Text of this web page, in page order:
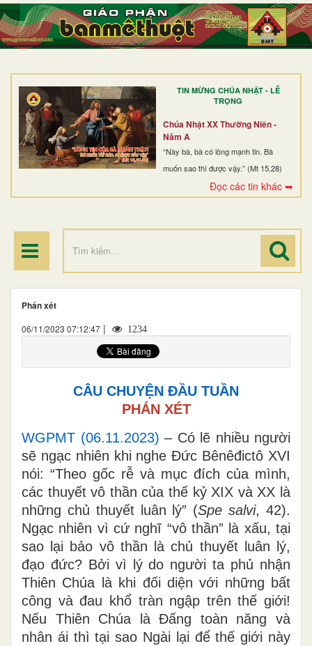
TIN MỪNG CHÚA NHẬT - LỄ
TRỌNG
Chúa Nhật XX Thường Niên -
Năm A
“Này bà, bà có lòng mạnh tin. Bà
muốn sao thì được vậy.” (Mt 15,28)
Đọc các tin khác ➥
TRANG NHẤT
GIỚI THIỆU
DÒNG TU
BAN MỤC VỤ
ĐOÀN THỂ CG
Phán xét
06/11/2023 07:12:47 | 1234
CÂU CHUYỆN ĐẦU TUẦN
PHÁN XÉT
WGPMT (06.11.2023) – Có lẽ nhiều người
sẽ ngạc nhiên khi nghe Đức Bênêđictô XVI
nói: “Theo gốc rễ và mục đích của mình,
các thuyết vô thần của thế kỷ XIX và XX là
những chủ thuyết luân lý” (Spe salvi, 42).
Ngạc nhiên vì cứ nghĩ “vô thần” là xấu, tại
sao lại bảo vô thần là chủ thuyết luân lý,
đạo đức? Bởi vì lý do người ta phủ nhận
Thiên Chúa là khi đối diện với những bất
công và đau khổ tràn ngập trên thế giới!
Nếu Thiên Chúa là Đấng toàn năng và
nhân ái thì tại sao Ngài lại để thế giới này